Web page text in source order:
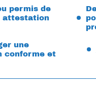
permis de
attestation
une
conforme et